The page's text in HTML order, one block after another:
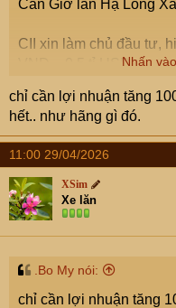
Cần Giờ lẫn Hạ Long
CII xin làm chủ đầu tư,
VNĐ ~ 0.5 tỉ USD
Kỷ nguyên vươn mình
Sếp CII nêu lời giải cho
TP HCM- Khi giải phóng
vnexpress.net
Nhấn
chỉ cần lợi nhuận tăng
hết.. như hãng gì đó.
11:00 29/04/2026
XSim
Xe lăn
.Bo My nói:
chỉ cần lợi nhuận tăng